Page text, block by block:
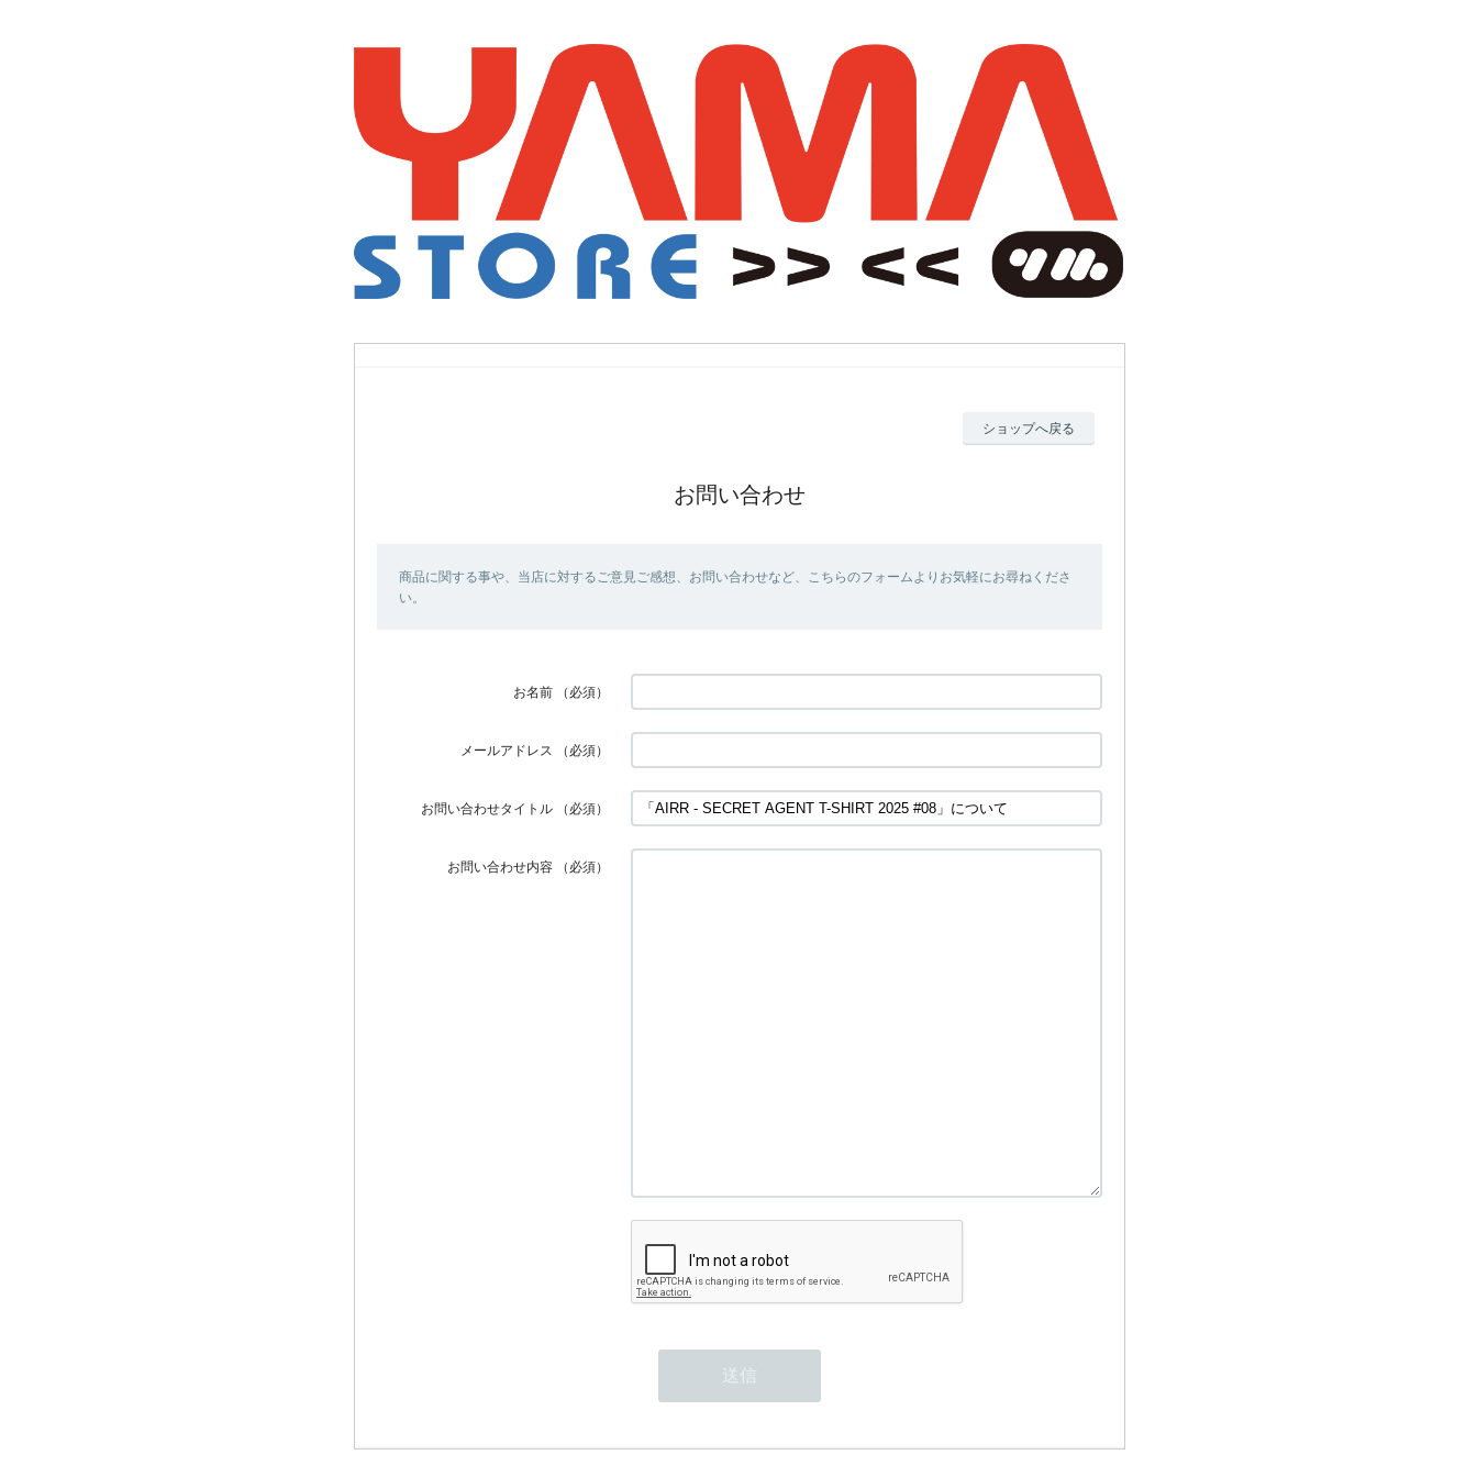
ショップへ戻る
お問い合わせ
商品に関する事や、当店に対するご意見ご感想、お問い合わせなど、こちらのフォームよりお気軽にお尋ねくださ
い。
お名前 （必須）
メールアドレス （必須）
お問い合わせタイトル （必須）
お問い合わせ内容 （必須）